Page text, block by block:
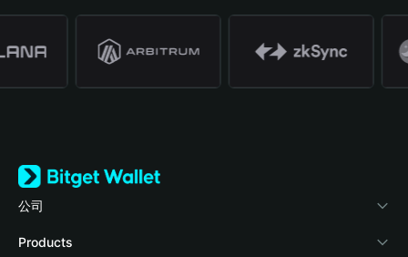
公司
關於 Bitget Wallet
Products